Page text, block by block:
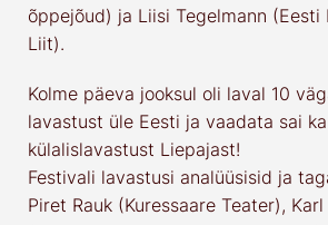
õppejõud) ja Liisi Tegelmann
Liit).
Kolme päeva jooksul oli laval 10
lavastust üle Eesti ja vaadata sai
külalislavastust Liepajast!
Festivali lavastusi analüüsisid ja
Piret Rauk (Kuressaare Teater),